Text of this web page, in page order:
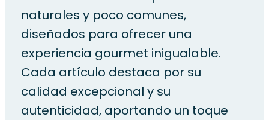
naturales y poco comunes,
diseñados para ofrecer una
experiencia gourmet inigualable.
Cada artículo destaca por su
calidad excepcional y su
autenticidad, aportando un toque